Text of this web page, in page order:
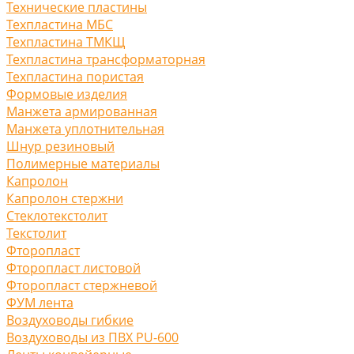
Технические пластины
Техпластина МБС
Техпластина ТМКЩ
Техпластина трансформаторная
Техпластина пористая
Формовые изделия
Манжета армированная
Манжета уплотнительная
Шнур резиновый
Полимерные материалы
Капролон
Капролон стержни
Стеклотекстолит
Текстолит
Фторопласт
Фторопласт листовой
Фторопласт стержневой
ФУМ лента
Воздуховоды гибкие
Воздуховоды из ПВХ PU-600